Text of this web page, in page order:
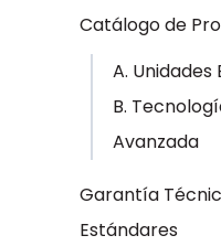
Catálogo de
A. Unidades
B.
Avanzada
Garantía
Estándares